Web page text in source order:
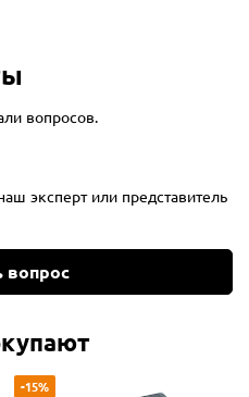
вопросов.
эксперт или представитель
вопрос
-15%